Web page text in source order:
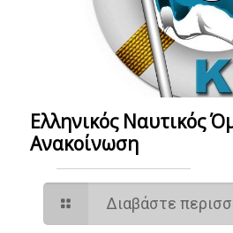
Ελληνικός Ναυτικός
Ανακοίνωση
Διαβάστε